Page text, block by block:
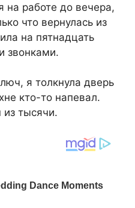
на работе до вечера,
что вернулась из
на пятнадцать
звонками.
я толкнула дверь
кто-то напевал.
из тысячи.